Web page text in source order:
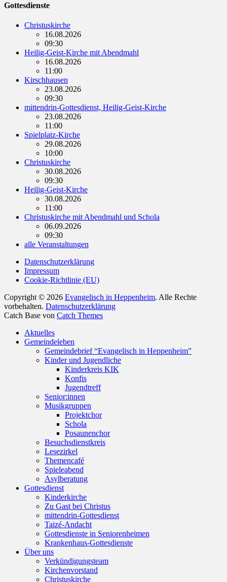
Gottesdienste
Christuskirche
16.08.2026
09:30
Heilig-Geist-Kirche mit Abendmahl
16.08.2026
11:00
Kirschhausen
23.08.2026
09:30
mittendrin-Gottesdienst, Heilig-Geist-Kirche
23.08.2026
11:00
Spielplatz-Kirche
29.08.2026
10:00
Christuskirche
30.08.2026
09:30
Heilig-Geist-Kirche
30.08.2026
11:00
Christuskirche mit Abendmahl und Schola
06.09.2026
09:30
alle Veranstaltungen
Datenschutzerklärung
Impressum
Cookie-Richtlinie (EU)
Copyright © 2026 Evangelisch in Heppenheim. Alle Rechte
vorbehalten. Datenschutzerklärung
Catch Base von Catch Themes
oben
scrollen
Aktuelles
Gemeindeleben
Gemeindebrief “Evangelisch in Heppenheim”
Kinder und Jugendliche
Kinderkreis KIK
Konfis
Jugendtreff
Senior:innen
Musikgruppen
Projektchor
Schola
Posaunenchor
Besuchsdienstkreis
Lesezirkel
Themencafé
Spieleabend
Asylberatung
Gottesdienst
Kinderkirche
Zu Gast bei Christus
mittendrin-Gottesdienst
Taizé-Andacht
Gottesdienste in Seniorenheimen
Krankenhaus-Gottesdienste
Über uns
Verkündigungsteam
Kirchenvorstand
Christuskirche